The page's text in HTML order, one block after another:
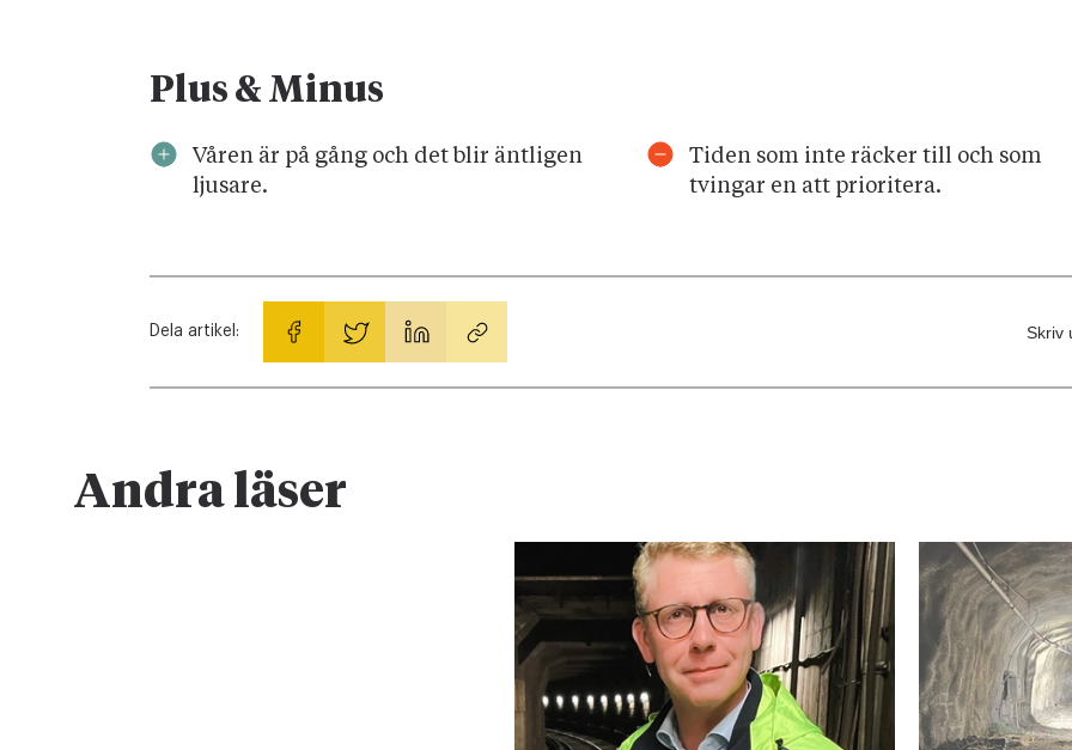
Plus & Minus
Våren är på gång och det blir äntligen
ljusare.
Tiden som inte räcker till och som
tvingar en att prioritera.
Dela artikel: Skriv
Andra läser